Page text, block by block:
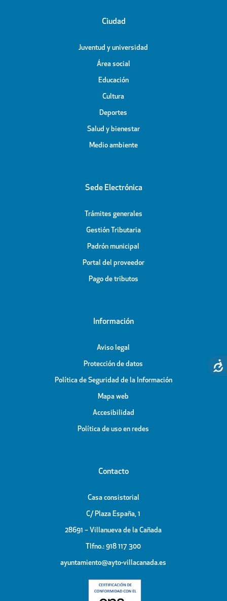
Ciudad
Juventud y universidad
Área social
Educación
Cultura
Deportes
Salud y bienestar
Medio ambiente
Sede Electrónica
Trámites generales
Gestión Tributaria
Padrón municipal
Portal del proveedor
Pago de tributos
Información
Aviso legal
Protección de datos
Política de Seguridad de la Información
Mapa web
Accesibilidad
Política de uso en redes
Contacto
Casa consistorial
C/ Plaza España, 1
28691 – Villanueva de la Cañada
Tlfno.: 918 117 300
ayuntamiento@ayto-villacanada.es